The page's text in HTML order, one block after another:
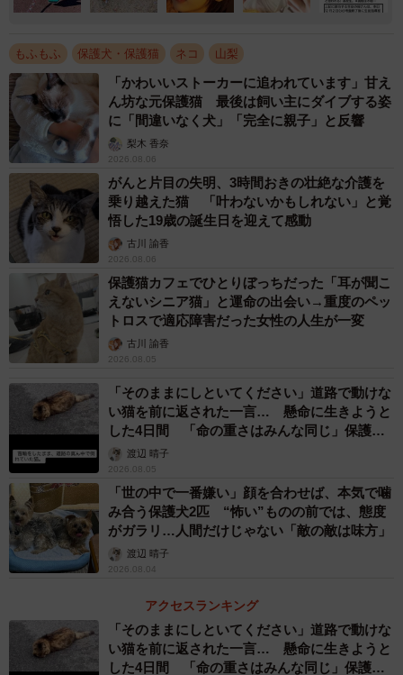
もふもふ 保護犬・保護猫 ネコ 山梨
「かわいいストーカーに追われています」甘え
ん坊な元保護猫 最後は飼い主にダイブする姿
に「間違いなく犬」「完全に親子」と反響
梨木 香奈
2026.08.06
がんと片目の失明、3時間おきの壮絶な介護を
乗り越えた猫 「叶わないかもしれない」と覚
悟した19歳の誕生日を迎えて感動
古川 諭香
2026.08.06
保護猫カフェでひとりぼっちだった「耳が聞こ
えないシニア猫」と運命の出会い→重度のペッ
トロスで適応障害だった女性の人生が一変
古川 諭香
2026.08.05
「そのままにしといてください」道路で動けな
い猫を前に返された一言… 懸命に生きようと
した4日間 「命の重さはみんな同じ」保護団
体代表の訴え
渡辺 晴子
2026.08.05
「世の中で一番嫌い」顔を合わせば、本気で噛
み合う保護犬2匹 “怖い”ものの前では、態度
がガラリ…人間だけじゃない「敵の敵は味方」
渡辺 晴子
2026.08.04
アクセスランキング
「そのままにしといてください」道路で動けな
い猫を前に返された一言… 懸命に生きようと
した4日間 「命の重さはみんな同じ」保護団